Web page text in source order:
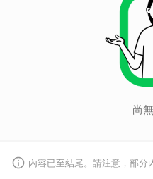
尚
內容已至結尾。請注意，部分